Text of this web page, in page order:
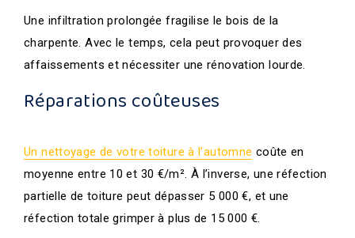
Une infiltration prolongée fragilise le bois de la
charpente. Avec le temps, cela peut provoquer des
affaissements et nécessiter une rénovation lourde.
Réparations coûteuses
Un nettoyage de votre toiture à l’automne coûte en
moyenne entre 10 et 30 €/m². À l’inverse, une réfection
partielle de toiture peut dépasser 5 000 €, et une
réfection totale grimper à plus de 15 000 €.